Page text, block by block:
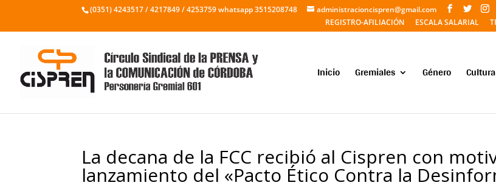
(0351) 4243517 / 4217849 / 4253759 whatsapp 3515208748
administracioncispren@gmail.com
REGISTRO-AFILIACIÓN
ESCALA SALARIAL
Inicio Gremiales Género Cultura
La decana de la FCC recibió al Cispren con
lanzamiento del «Pacto Ético Contra la